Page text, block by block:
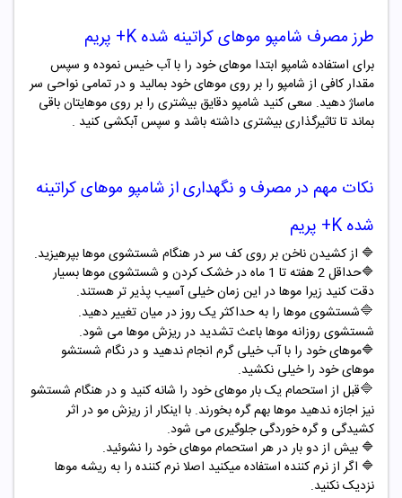
طرز مصرف شامپو موهای کراتینه شده K+ پریم
برای استفاده شامپو ابتدا موهای خود را با آب خیس نموده و سپس
مقدار کافی از شامپو را بر روی موهای خود بمالید و در تمامی نواحی سر
ماساژ دهید. سعی کنید شامپو دقایق بیشتری را بر روی موهایتان باقی
بماند تا تاثیرگذاری بیشتری داشته باشد و سپس آبکشی کنید .
نکات مهم در مصرف و نگهداری از شامپو موهای کراتینه
شده K+ پریم
🔷 از کشیدن ناخن بر روی کف سر در هنگام شستشوی موها بپرهیزید.
🔷
حداقل 2 هفته تا 1 ماه در خشک کردن و شستشوی موها بسیار
دقت کنید زیرا موها در این زمان خیلی آسیب پذیر تر هستند.
🔷شستشوی موها را به حداکثر یک روز در میان تغییر دهید.
شستشوی روزانه موها باعث تشدید در ریزش موها می شود.
🔷موهای خود را با آب خیلی گرم انجام ندهید و در نگام شستشو
موهای خود را خیلی نکشید.
🔷قبل از استحمام یک بار موهای خود را شانه کنید و در هنگام شستشو
نیز اجازه ندهید موها بهم گره بخورند. با اینکار از ریزش مو در اثر
کشیدگی و گره خوردگی جلوگیری می شود.
🔷 بیش از دو بار در هر استحمام موهای خود را نشوئید.
🔷 اگر از نرم کننده استفاده میکنید اصلا نرم کننده را به ریشه موها
نزدیک نکنید.